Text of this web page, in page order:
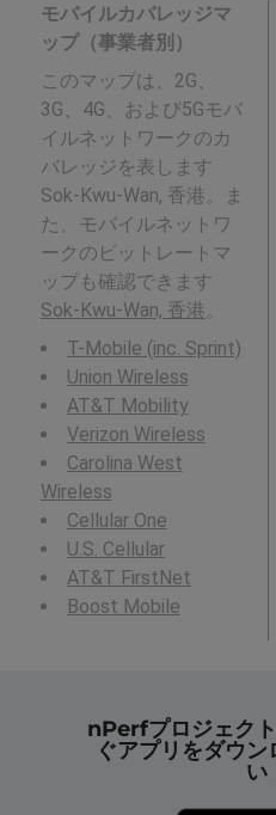
モバイルカバレッジマ
ップ（事業者別）
このマップは、2G、
3G、4G、および5Gモバ
イルネットワークのカ
バレッジを表します
Sok-Kwu-Wan, 香港。ま
た、モバイルネットワ
ークのビットレートマ
ップも確認できます
Sok-Kwu-Wan, 香港 。
T-Mobile (inc. Sprint)
Union Wireless
AT&T Mobility
Verizon Wireless
Carolina West
Wireless
Cellular One
U.S. Cellular
AT&T FirstNet
Boost Mobile
nPerfプロジェク
ぐアプリをダウ
い